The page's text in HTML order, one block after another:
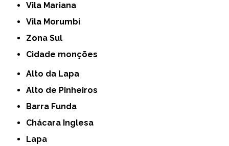
Vila Mariana
Vila Morumbi
Zona Sul
cidade monções
Alto da Lapa
Alto de Pinheiros
Barra Funda
Chácara Inglesa
Lapa